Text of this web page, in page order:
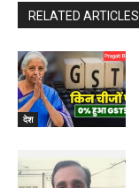
RELATED ARTICLES
देश